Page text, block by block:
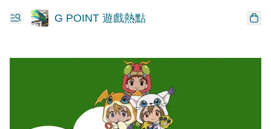
G POINT 遊戲熱點